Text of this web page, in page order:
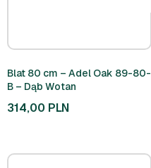
Blat 80 cm – Adel Oak 89-80-
B – Dąb Wotan
314,00 PLN